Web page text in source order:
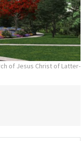
of Jesus Christ of Latter-